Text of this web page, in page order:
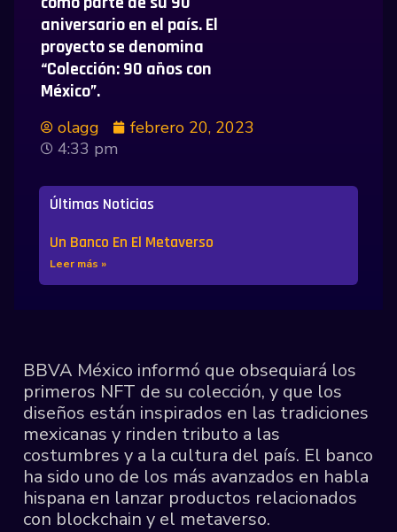
aniversario en el país. El
proyecto se denomina
“Colección: 90 años con
México”.
olagg
febrero 20, 2023
4:33 pm
Últimas Noticias
Un Banco En El Metaverso
Leer más »
BBVA México informó que obsequiará los
primeros NFT de su colección, y que los
diseños están inspirados en las tradiciones
mexicanas y rinden tributo a las
costumbres y a la cultura del país. El banco
ha sido uno de los más avanzados en habla
hispana en lanzar productos relacionados
con blockchain y el metaverso.